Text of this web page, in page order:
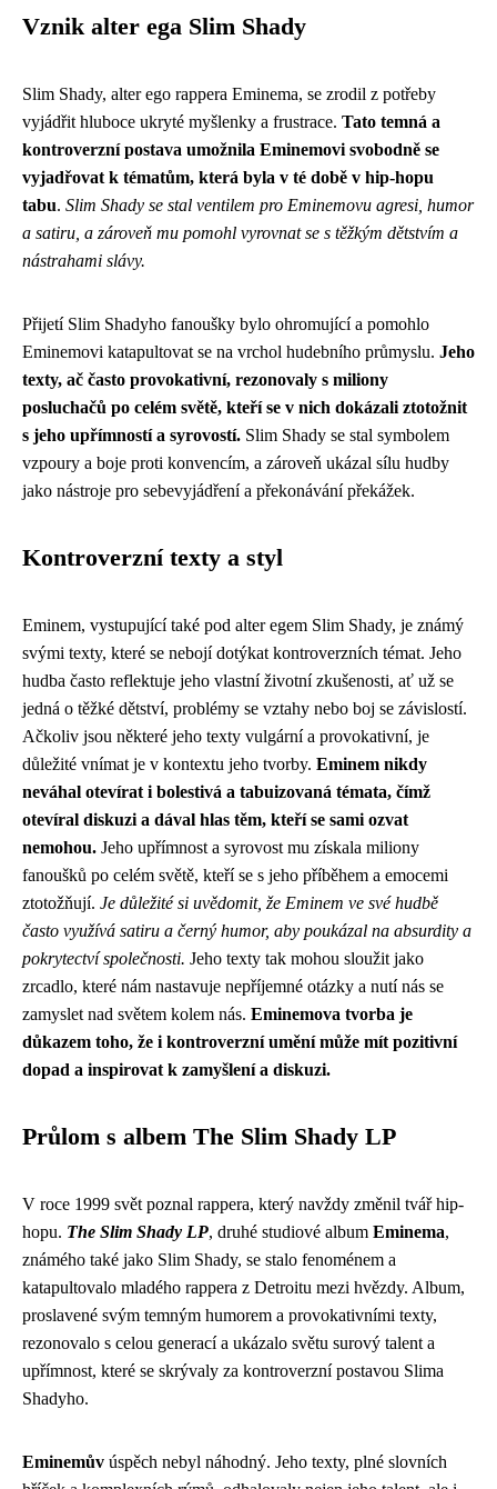
Vznik alter ega Slim Shady
Slim Shady, alter ego rappera Eminema, se zrodil z potřeby
vyjádřit hluboce ukryté myšlenky a frustrace. Tato temná a
kontroverzní postava umožnila Eminemovi svobodně se
vyjadřovat k tématům, která byla v té době v hip-hopu
tabu. Slim Shady se stal ventilem pro Eminemovu agresi, humor
a satiru, a zároveň mu pomohl vyrovnat se s těžkým dětstvím a
nástrahami slávy.
Přijetí Slim Shadyho fanoušky bylo ohromující a pomohlo
Eminemovi katapultovat se na vrchol hudebního průmyslu. Jeho
texty, ač často provokativní, rezonovaly s miliony
posluchačů po celém světě, kteří se v nich dokázali ztotožnit
s jeho upřímností a syrovostí. Slim Shady se stal symbolem
vzpoury a boje proti konvencím, a zároveň ukázal sílu hudby
jako nástroje pro sebevyjádření a překonávání překážek.
Kontroverzní texty a styl
Eminem, vystupující také pod alter egem Slim Shady, je známý
svými texty, které se nebojí dotýkat kontroverzních témat. Jeho
hudba často reflektuje jeho vlastní životní zkušenosti, ať už se
jedná o těžké dětství, problémy se vztahy nebo boj se závislostí.
Ačkoliv jsou některé jeho texty vulgární a provokativní, je
důležité vnímat je v kontextu jeho tvorby. Eminem nikdy
neváhal otevírat i bolestivá a tabuizovaná témata, čímž
otevíral diskuzi a dával hlas těm, kteří se sami ozvat
nemohou. Jeho upřímnost a syrovost mu získala miliony
fanoušků po celém světě, kteří se s jeho příběhem a emocemi
ztotožňují. Je důležité si uvědomit, že Eminem ve své hudbě
často využívá satiru a černý humor, aby poukázal na absurdity a
pokrytectví společnosti. Jeho texty tak mohou sloužit jako
zrcadlo, které nám nastavuje nepříjemné otázky a nutí nás se
zamyslet nad světem kolem nás. Eminemova tvorba je
důkazem toho, že i kontroverzní umění může mít pozitivní
dopad a inspirovat k zamyšlení a diskuzi.
Průlom s albem The Slim Shady LP
V roce 1999 svět poznal rappera, který navždy změnil tvář hip-
hopu. The Slim Shady LP, druhé studiové album Eminema,
známého také jako Slim Shady, se stalo fenoménem a
katapultovalo mladého rappera z Detroitu mezi hvězdy. Album,
proslavené svým temným humorem a provokativními texty,
rezonovalo s celou generací a ukázalo světu surový talent a
upřímnost, které se skrývaly za kontroverzní postavou Slima
Shadyho.
Eminemův úspěch nebyl náhodný. Jeho texty, plné slovních